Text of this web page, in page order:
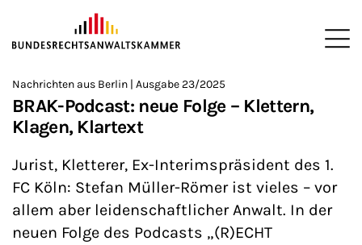
ZUM HAUPTINHALT SPRINGEN
Sie befinden sich hier:
>
Startseite
>
Newsroom
>
Newsletter
>
Nachrichten aus Berlin
Nachrichten aus Berlin | Ausgabe 23/2025
BRAK-Podcast: neue Folge – Klettern,
Klagen, Klartext
Jurist, Kletterer, Ex-Interimspräsident des 1.
FC Köln: Stefan Müller-Römer ist vieles – vor
allem aber leidenschaftlicher Anwalt. In der
neuen Folge des Podcasts „(R)ECHT